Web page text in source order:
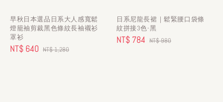
早秋日本選品日系大人感寬鬆
燈籠袖剪裁黑色條紋長袖襯衫
罩衫
Sale
NT$ 640 Regular
NT$ 1,280
日系尼龍長裙｜鬆緊腰口袋條
紋拼接3色-黑
Sale
NT$ 784 Regular
NT$ 980